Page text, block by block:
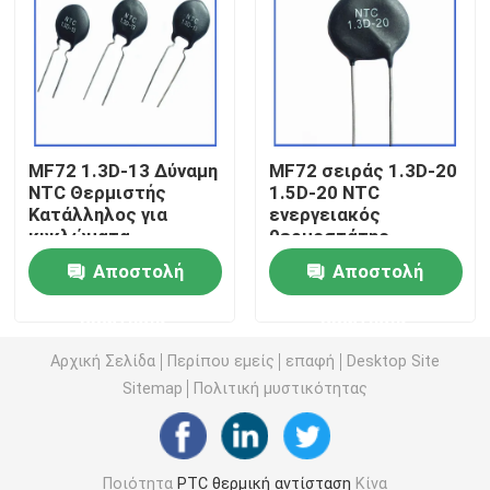
Τσιπ θέρμανσης PTC
Θερμική αντίσταση SMD NTC
Θερμοστήρας NTC ισχύος
Varistor μεταλλικών οξειδίων
SMD Varistor
MF72 1.3D-13 Δύναμη
NTC Θερμιστής
Κατάλληλος για
κυκλώματα
ηλεκτρικής
ενέργειας και
οικιακές συσκευές
Αποστολή
MF72 σειράς 1.3D-20
1.5D-20 NTC
ενεργειακός
θερμοστάτης
κατάλληλος για
υψηλής ισχύος
τροφοδοσία
Αποστολή
Αρχική Σελίδα Περίπου εμείς επαφή
Desktop Site
Sitemap
Πολιτική μυστικότητας
Ποιότητα PTC θερμική αντίσταση Κίνα